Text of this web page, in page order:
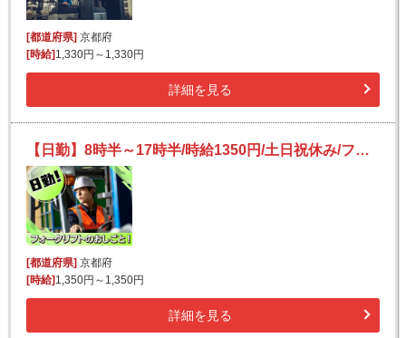
[都道府県] 京都府
[時給] 1,330円～1,330円
詳細を見る
【日勤】8時半～17時半/時給1350円/土日祝休み/フォークリフト/自動車用硝子の運搬など
[都道府県]京都府
[時給]1,350円～1,350円
詳細を見る